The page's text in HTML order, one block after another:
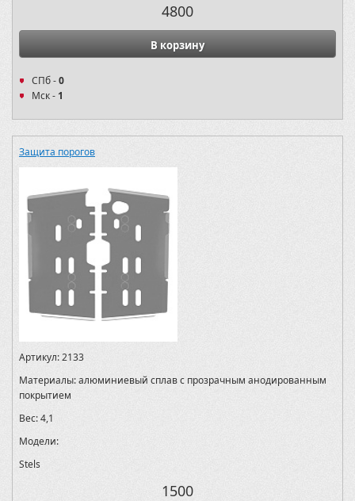
4800
В корзину
СПб -0
Мск - 1
Защита порогов
Артикул:2133
Материалы:алюминиевый сплав с прозрачным анодированным
покрытием
Вес:4,1
Модели:
Stels
1500